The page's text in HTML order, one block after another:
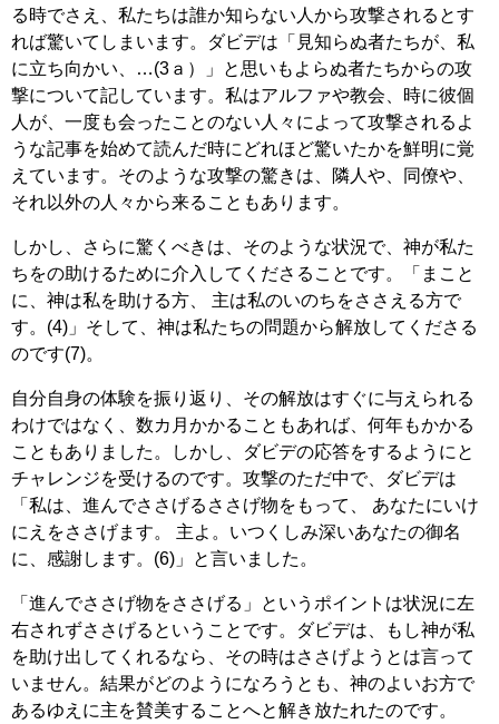
る時でさえ、私たちは誰か知らない人から攻撃されるとす
れば驚いてしまいます。ダビデは「見知らぬ者たちが、私
に立ち向かい、…(3ａ）」と思いもよらぬ者たちからの攻
撃について記しています。私はアルファや教会、時に彼個
人が、一度も会ったことのない人々によって攻撃されるよ
うな記事を始めて読んだ時にどれほど驚いたかを鮮明に覚
えています。そのような攻撃の驚きは、隣人や、同僚や、
それ以外の人々から来ることもあります。
しかし、さらに驚くべきは、そのような状況で、神が私た
ちをの助けるために介入してくださることです。「まこと
に、神は私を助ける方、 主は私のいのちをささえる方で
す。(4)」そして、神は私たちの問題から解放してくださる
のです(7)。
自分自身の体験を振り返り、その解放はすぐに与えられる
わけではなく、数カ月かかることもあれば、何年もかかる
こともありました。しかし、ダビデの応答をするようにと
チャレンジを受けるのです。攻撃のただ中で、ダビデは
「私は、進んでささげるささげ物をもって、 あなたにいけ
にえをささげます。 主よ。いつくしみ深いあなたの御名
に、感謝します。(6)」と言いました。
「進んでささげ物をささげる」というポイントは状況に左
右されずささげるということです。ダビデは、もし神が私
を助け出してくれるなら、その時はささげようとは言って
いません。結果がどのようになろうとも、神のよいお方で
あるゆえに主を賛美することへと解き放たれたのです。